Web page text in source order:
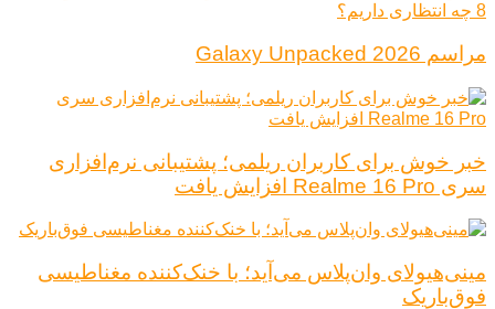
مراسم Galaxy Unpacked 2026
خبر خوش برای کاربران ریلمی؛ پشتیبانی نرم‌افزاری
سری Realme 16 Pro افزایش یافت
مینی‌هیولای وان‌پلاس می‌آید؛ با خنک‌کننده مغناطیسی
فوق‌باریک